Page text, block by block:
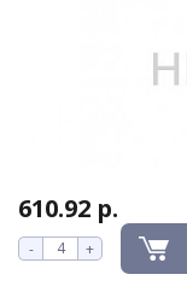
610.92 р.
- +